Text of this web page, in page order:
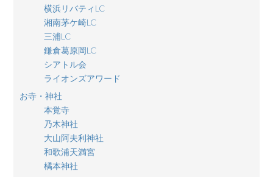
横浜リバティLC
湘南茅ケ崎LC
三浦LC
鎌倉葛原岡LC
シアトル会
ライオンズアワード
お寺・神社
本覚寺
乃木神社
大山阿夫利神社
和歌浦天満宮
橘本神社